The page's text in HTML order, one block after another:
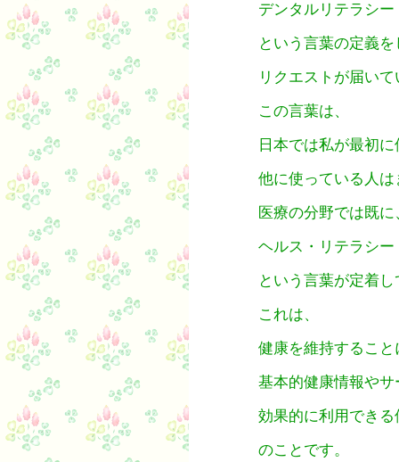
デンタルリテラシ
という言葉の定義
リクエストが届い
この言葉は、
日本では私が最初
他に使っている人
医療の分野では既に
ヘルス・リテラシー
という言葉が定着
これは、
健康を維持すること
基本的健康情報や
効果的に利用できる
のことです。